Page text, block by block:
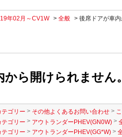
年02月～CV1W > 全般 > 後席ドアが車
から開けられません
テゴリー > その他よくあるお問い合わせ >
テゴリー > アウトランダーPHEV(GN0W) >
テゴリー > アウトランダーPHEV(GG*W) >